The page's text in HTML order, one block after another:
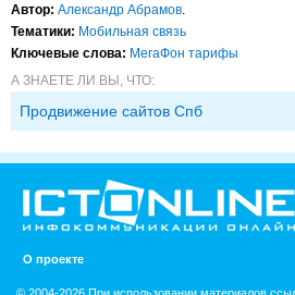
Автор: Александр Абрамов
Тематики: Мобильная связь
Ключевые слова: МегаФон тарифы
А ЗНАЕТЕ ЛИ ВЫ, ЧТО:
Продвижение сайтов Спб
О проекте